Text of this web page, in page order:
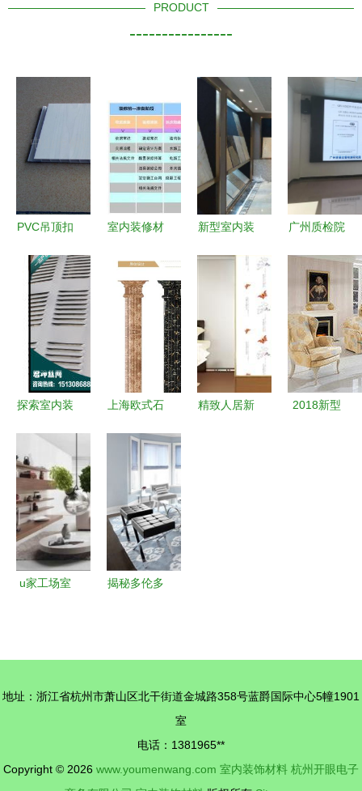
PRODUCT
----------------
PVC吊顶扣
略 从材质
到施工，一
篇看懂室内
高性价比天
花板
室内装修材
实用的装修
材料清单
+品牌大全
新型室内装
时赋能生活
广州质检院
临德高工厂
指导交流，
聚焦室内装
饰材料质量
管控
探索室内装
如何挑选最
适合你的装
修材料
上海欧式石
景墙 定制
式解决方案
精致人居新
2018新型
u家工场室
揭秘多伦多
品味与奢华
地址：浙江省杭州市萧山区北干街道金城路358号蓝爵国际中心5幢1901
室
电话：1381965**
Copyright © 2026 www.youmenwang.com 室内装饰材料 杭州开眼电子